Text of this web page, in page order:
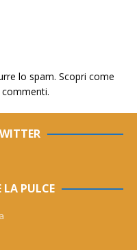
lo spam. Scopri come
.
LA PULCE